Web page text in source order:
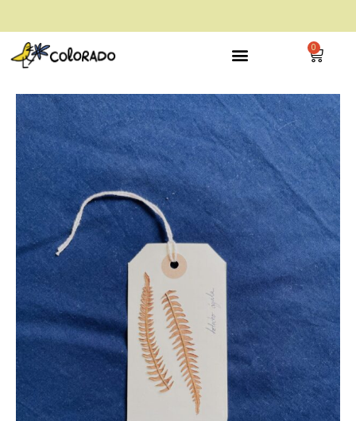
envío gratis a partir de 28€ 0